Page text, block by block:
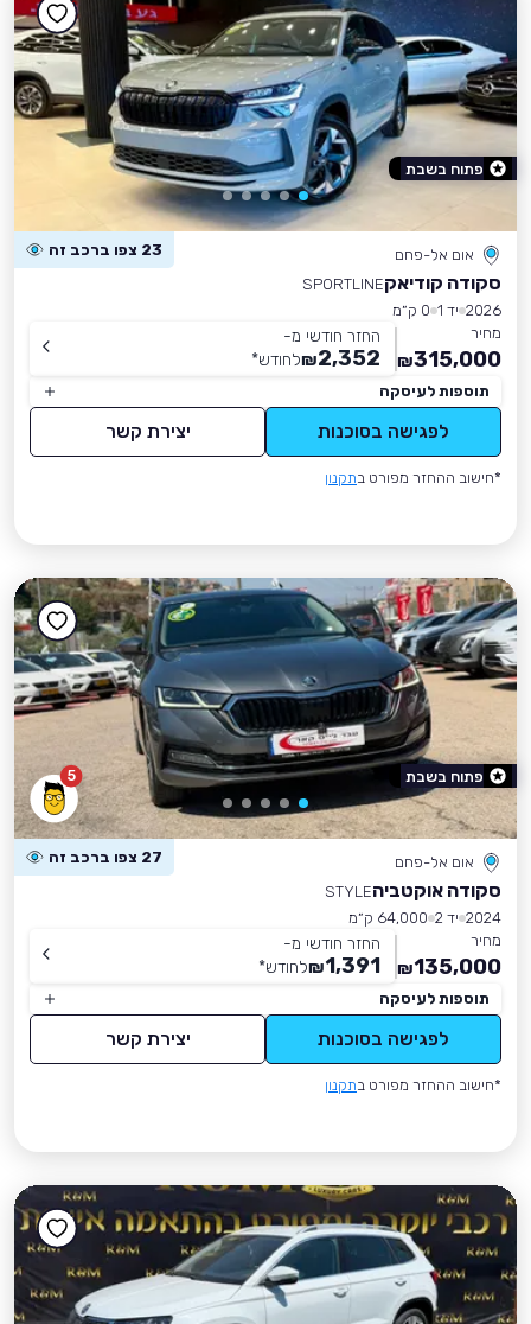
אום אל-פחם 23 צפו ברכב זה
סקודה קודיאקSPORTLINE
2026 יד 1
0 ק״מ
מחיר
315,000
₪
החזר חודשי מ-
2,352
₪לחודש*
תוספות לעיסקה
לפגישה בסוכנות יצירת קשר
*חישוב ההחזר מפורט בתקנון
פתוח בשבת
5
אום אל-פחם 27 צפו ברכב זה
סקודה אוקטביהSTYLE
2024 יד 2
64,000 ק״מ
מחיר
135,000
₪
החזר חודשי מ-
1,391
₪לחודש*
תוספות לעיסקה
לפגישה בסוכנות יצירת קשר
*חישוב ההחזר מפורט בתקנון
פתוח בשבת